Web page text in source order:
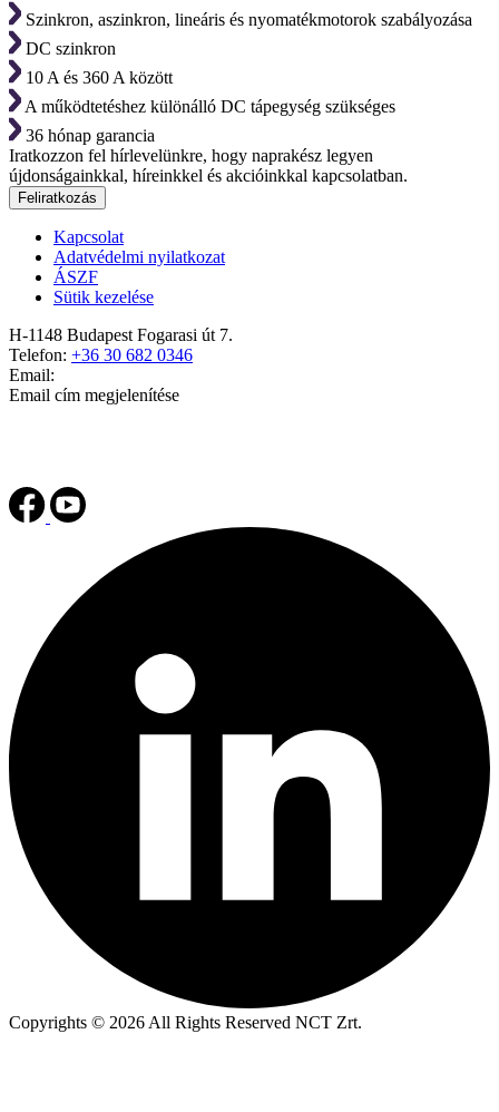
Szinkron, aszinkron, lineáris és nyomatékmotorok szabályozása
DC szinkron
10 A és 360 A között
A működtetéshez különálló DC tápegység szükséges
36 hónap garancia
Iratkozzon fel hírlevelünkre, hogy naprakész legyen
újdonságainkkal, híreinkkel és akcióinkkal kapcsolatban.
Feliratkozás
Kapcsolat
Adatvédelmi nyilatkozat
ÁSZF
Sütik kezelése
H-1148 Budapest Fogarasi út 7.
Telefon: +36 30 682 0346
Email:
Email cím megjelenítése
Copyrights © 2026 All Rights Reserved NCT Zrt.